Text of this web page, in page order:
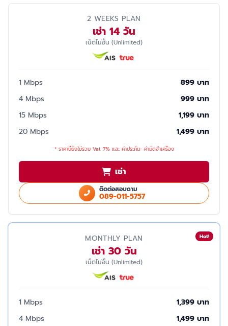
2 WEEKS PLAN
เช่า 14 วัน
เน็ตไม่อั้น (Unlimited)
1 Mbps
899 บาท
4 Mbps
999 บาท
15 Mbps
1,199 บาท
20 Mbps
1,499 บาท
* ราคานี้ยังไม่รวม Vat 7% และ ค่าประกัน- ค่ามัดจำเครื่อง
เช่า
ติดต่อสอบถาม
089-011-5757
Hot!
MONTHLY PLAN
เช่า 30 วัน
เน็ตไม่อั้น (Unlimited)
1 Mbps
1,399 บาท
4 Mbps
1,499 บาท